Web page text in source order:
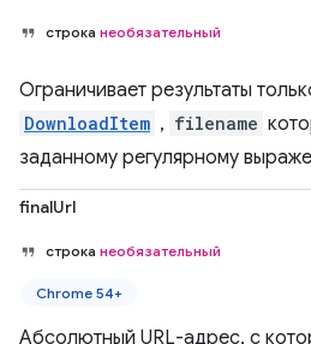
строка необязательный
Ограничивает результаты
DownloadItem , filename
заданному регулярному
finalUrl
строка необязательный
Chrome 54+
Абсолютный URL-адрес, с